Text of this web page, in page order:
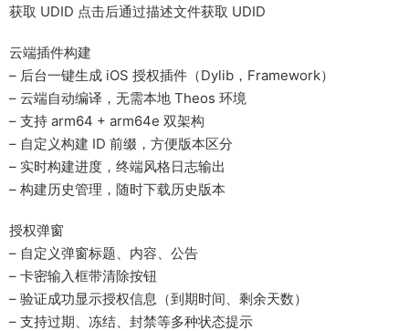
获取 UDID 点击后通过描述文件获取 UDID
云端插件构建
– 后台一键生成 iOS 授权插件（Dylib，Framework）
– 云端自动编译，无需本地 Theos 环境
– 支持 arm64 + arm64e 双架构
– 自定义构建 ID 前缀，方便版本区分
– 实时构建进度，终端风格日志输出
– 构建历史管理，随时下载历史版本
授权弹窗
– 自定义弹窗标题、内容、公告
– 卡密输入框带清除按钮
– 验证成功显示授权信息（到期时间、剩余天数）
– 支持过期、冻结、封禁等多种状态提示